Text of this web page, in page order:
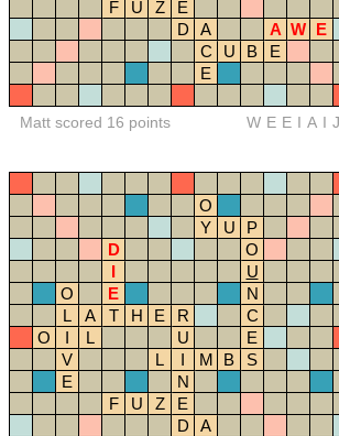
F U Z
E
D
A A W E
C
U B
E
E
Matt scored 16 points WEEIAIJ
O
Y
U
P
D
O
I
U
O
E
N
L
A T H E R
C
O
I L U
E
V
L I M B
S
E
N
F
U Z
E
D
A